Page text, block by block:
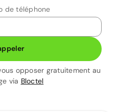
de téléphone
opposer gratuitement au
via Bloctel